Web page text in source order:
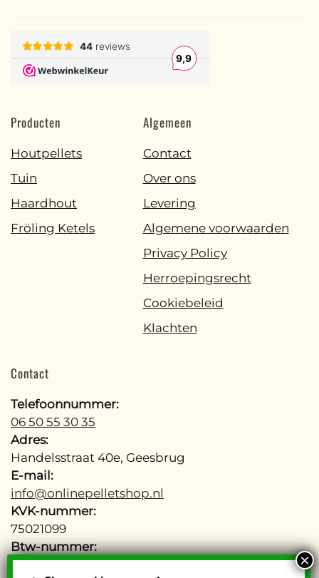
Producten
Houtpellets
Tuin
Haardhout
Fröling Ketels
Algemeen
Contact
Over ons
Levering
Algemene voorwaarden
Privacy Policy
Herroepingsrecht
Cookiebeleid
Klachten
Contact
Telefoonnummer:
06 50 55 30 35
Adres:
Handelsstraat 40e, Geesbrug
E-mail:
info@onlinepelletshop.nl
KVK-nummer:
75021099
Btw-nummer:
NL002755277B48